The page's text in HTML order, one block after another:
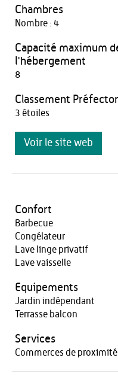
Chambres
Nombre : 4
Capacité maximum
l'hébergement
8
Classement
3 étoiles
Voir le site web
Confort
Barbecue
Congélateur
Lave linge privatif
Lave vaisselle
Equipements
Jardin indépendant
Terrasse balcon
Services
Commerces de proximité